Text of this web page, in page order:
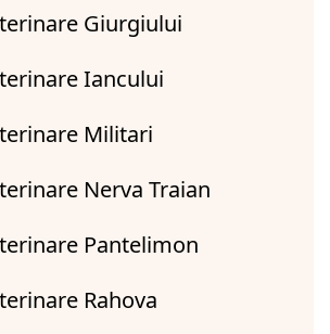
Giurgiului
Iancului
Militari
Nerva Traian
Pantelimon
Rahova